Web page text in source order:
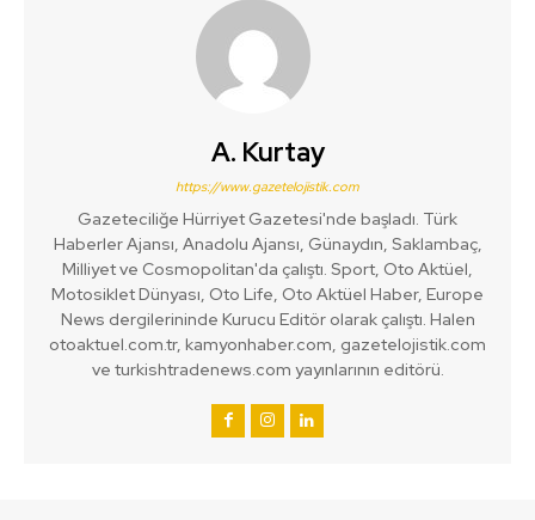
A. Kurtay
https://www.gazetelojistik.com
Gazeteciliğe Hürriyet Gazetesi'nde başladı. Türk
Haberler Ajansı, Anadolu Ajansı, Günaydın, Saklambaç,
Milliyet ve Cosmopolitan'da çalıştı. Sport, Oto Aktüel,
Motosiklet Dünyası, Oto Life, Oto Aktüel Haber, Europe
News dergilerininde Kurucu Editör olarak çalıştı. Halen
otoaktuel.com.tr, kamyonhaber.com, gazetelojistik.com
ve turkishtradenews.com yayınlarının editörü.